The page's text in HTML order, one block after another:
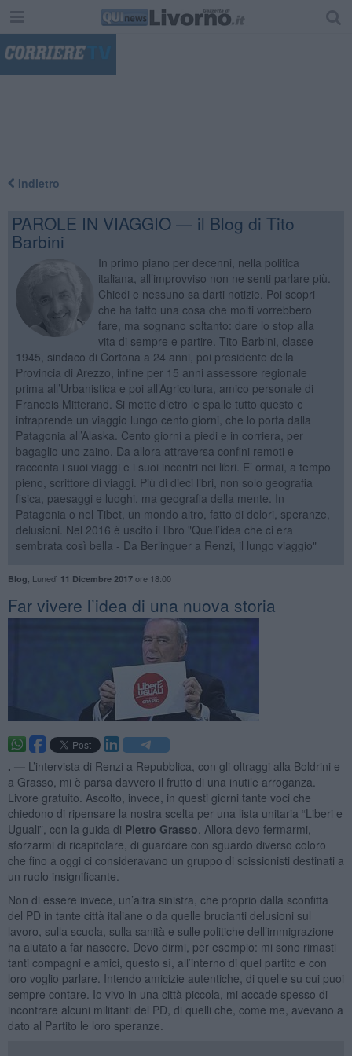
Indietro
PAROLE IN VIAGGIO — il Blog di Tito
Barbini
In primo piano per decenni, nella politica
italiana, all’improvviso non ne senti parlare più.
Chiedi e nessuno sa darti notizie. Poi scopri
che ha fatto una cosa che molti vorrebbero
fare, ma sognano soltanto: dare lo stop alla
vita di sempre e partire. Tito Barbini, classe
1945, sindaco di Cortona a 24 anni, poi presidente della
Provincia di Arezzo, infine per 15 anni assessore regionale
prima all’Urbanistica e poi all’Agricoltura, amico personale di
Francois Mitterand. Si mette dietro le spalle tutto questo e
intraprende un viaggio lungo cento giorni, che lo porta dalla
Patagonia all’Alaska. Cento giorni a piedi e in corriera, per
bagaglio uno zaino. Da allora attraversa confini remoti e
racconta i suoi viaggi e i suoi incontri nei libri. E’ ormai, a tempo
pieno, scrittore di viaggi. Più di dieci libri, non solo geografia
fisica, paesaggi e luoghi, ma geografia della mente. In
Patagonia o nel Tibet, un mondo altro, fatto di dolori, speranze,
delusioni. Nel 2016 è uscito il libro "Quell’idea che ci era
sembrata così bella - Da Berlinguer a Renzi, il lungo viaggio"
Blog Lunedì 11 Dicembre 2017ore 18:00
Far vivere l’idea di una nuova storia
. — L’intervista di Renzi a Repubblica, con gli oltraggi alla Boldrini e
a Grasso, mi è parsa davvero il frutto di una inutile arroganza.
Livore gratuito. Ascolto, invece, in questi giorni tante voci che
chiedono di ripensare la nostra scelta per una lista unitaria “Liberi e
Uguali”, con la guida di Pietro Grasso . Allora devo fermarmi,
sforzarmi di ricapitolare, di guardare con sguardo diverso coloro
che fino a oggi ci consideravano un gruppo di scissionisti destinati a
un ruolo insignificante.
Non di essere invece, un’altra sinistra, che proprio dalla sconfitta
del PD in tante città italiane o da quelle brucianti delusioni sul
lavoro, sulla scuola, sulla sanità e sulle politiche dell’immigrazione
ha aiutato a far nascere. Devo dirmi, per esempio: mi sono rimasti
tanti compagni e amici, questo sì, all’interno di quel partito e con
loro voglio parlare. Intendo amicizie autentiche, di quelle su cui puoi
sempre contare. Io vivo in una città piccola, mi accade spesso di
incontrare alcuni militanti del PD, di quelli che, come me, avevano a
dato al Partito le loro speranze.